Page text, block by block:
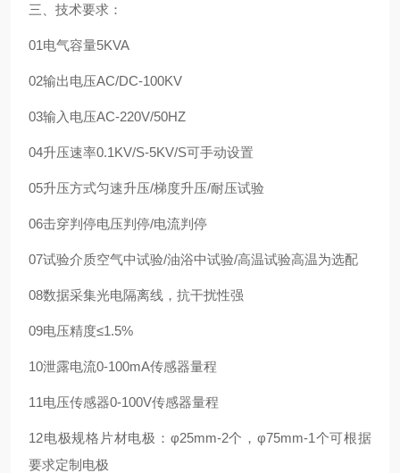
三、技术要求：
01电气容量5KVA
02输出电压AC/DC-100KV
03输入电压AC-220V/50HZ
04升压速率0.1KV/S-5KV/S可手动设置
05升压方式匀速升压/梯度升压/耐压试验
06击穿判停电压判停/电流判停
07试验介质空气中试验/油浴中试验/高温试验高温为选配
08数据采集光电隔离线，抗干扰性强
09电压精度≤1.5%
10泄露电流0-100mA传感器量程
11电压传感器0-100V传感器量程
12电极规格 片材电极：φ25mm-2个，φ75mm-1个可根据
要求定制电极